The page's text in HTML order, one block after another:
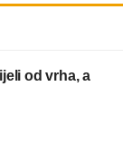
od vrha, a